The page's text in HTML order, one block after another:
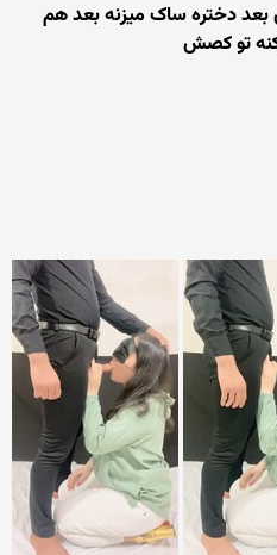
دختره ساک میزنه بعد هم
تو کصش